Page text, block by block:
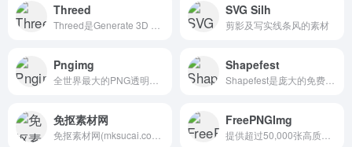
Threed SVG Silh
剪影及写实线条风的素材
Pngimg Shapefest
免抠素材网 FreePNGImg